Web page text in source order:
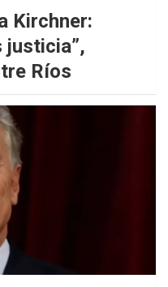
Kirchner:
justicia”,
Ríos